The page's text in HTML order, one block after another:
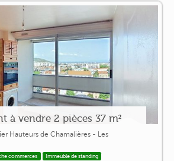
à vendre 2 pièces 37 m²
Hauteurs de Chamalières - Les
commerces
Immeuble de standing